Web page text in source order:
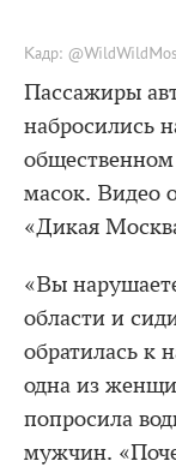
Кадр:
Пассажиры
набросились
масок. Видео
«Дикая
«Вы
области и
обратилась к
одна из
попросила
мужчин.